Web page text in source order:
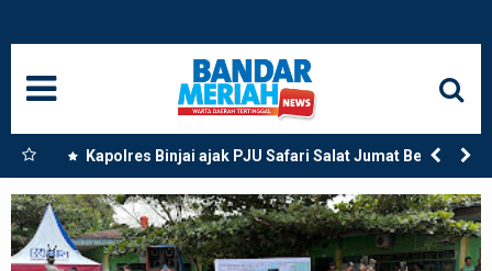
Kapolres Binjai ajak PJU Safari Salat Jumat Bersama
Masyarakat di Masjid Agung Kota Binjai
NASIONAL
SUMUT
MEDAN
LANGKAT